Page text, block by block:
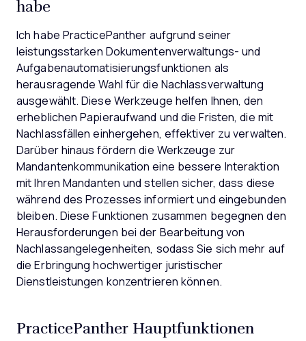
habe
Ich habe PracticePanther aufgrund seiner
leistungsstarken Dokumentenverwaltungs- und
Aufgabenautomatisierungsfunktionen als
herausragende Wahl für die Nachlassverwaltung
ausgewählt. Diese Werkzeuge helfen Ihnen, den
erheblichen Papieraufwand und die Fristen, die mit
Nachlassfällen einhergehen, effektiver zu verwalten.
Darüber hinaus fördern die Werkzeuge zur
Mandantenkommunikation eine bessere Interaktion
mit Ihren Mandanten und stellen sicher, dass diese
während des Prozesses informiert und eingebunden
bleiben. Diese Funktionen zusammen begegnen den
Herausforderungen bei der Bearbeitung von
Nachlassangelegenheiten, sodass Sie sich mehr auf
die Erbringung hochwertiger juristischer
Dienstleistungen konzentrieren können.
PracticePanther Hauptfunktionen